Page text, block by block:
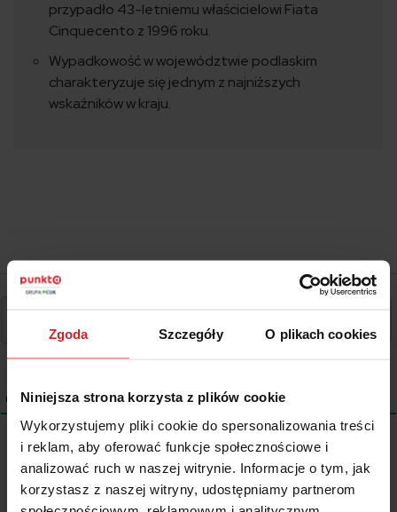
Zgoda Szczegóły O plikach cookies
Niniejsza strona korzysta z plików cookie
Wykorzystujemy pliki cookie do spersonalizowania treści
i reklam, aby oferować funkcje społecznościowe i
analizować ruch w naszej witrynie. Informacje o tym, jak
korzystasz z naszej witryny, udostępniamy partnerom
przypadło 43-letniemu właścicielowi Fiata
Cinquecento z 1996 roku.
Wypadkowość w województwie podlaskim
charakteryzuje się jednym z najniższych
wskaźników w kraju.
0 KOMENTARZE
Wszystkie treści prezentowane na łamach niniejszej witryny
internetowej mają charakter wyłącznie informacyjno-edukacyjny,